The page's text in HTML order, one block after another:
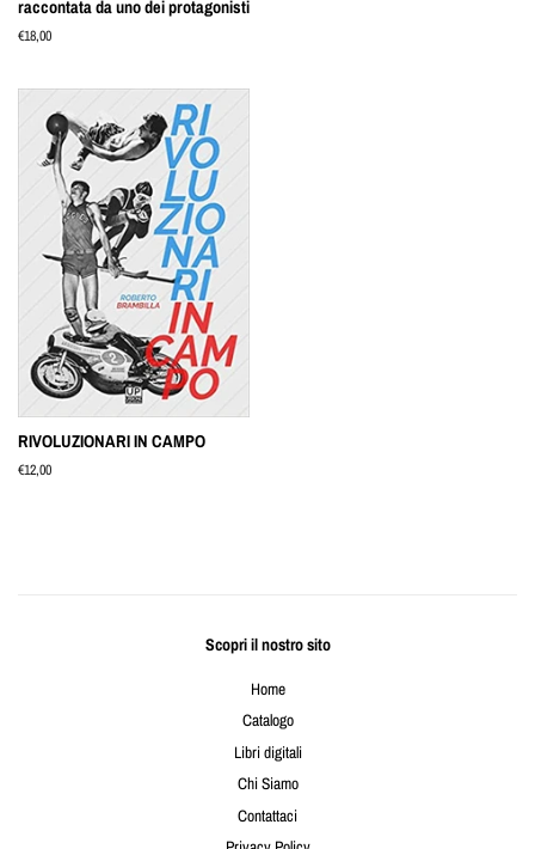
raccontata da uno dei protagonisti
Prezzo
€18,00
RIVOLUZIONARI IN CAMPO
Prezzo
€12,00
Scopri il nostro sito
Home
Catalogo
Libri digitali
Chi Siamo
Contattaci